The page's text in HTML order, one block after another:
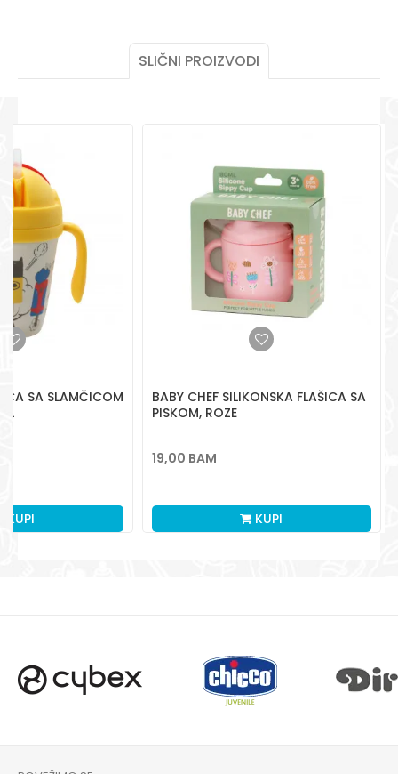
+387 656-72209
Radno vreme
aksaonlinebih@aksabih.ba
SLIČNI PROIZVODI
SA SLAMČICOM
KUPI
BABY CHEF SILIKONSKA FLAŠICA SA
PISKOM, ROZE
19,00 BAM
KUPI